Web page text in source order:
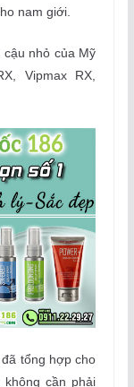
nam giới.
nhỏ của Mỹ
Vipmax RX,
đã tổng hợp cho
cần phải